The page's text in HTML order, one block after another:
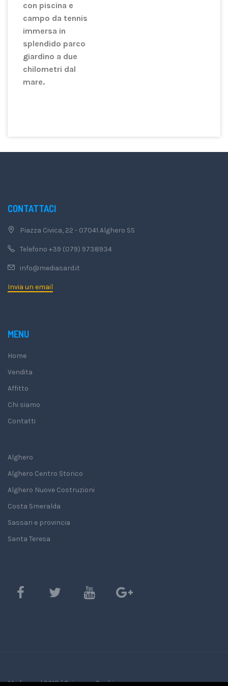
con piscina e
campo da tennis
immersa in
splendido parco
giardino a due
chilometri dal
mare.
CONTATTACI
Piazza Civica, 22 - 07041 Alghero SS
Telefono +39 (079) 9738934
info@mediasard.it
Invia un email
MENU
Home
Vendita
Affitto
Chi siamo
Contatti
Alghero
Alghero Centro Storico
Alghero Nuove Costruzioni
Costa Smeralda
Sassari e provincia
Santa Teresa
Mediasard 2018 |Privacy e Cookie